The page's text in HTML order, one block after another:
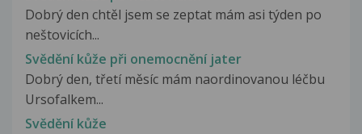
Dobrý den chtěl jsem se zeptat mám asi týden po
neštovicích...
Svědění kůže při onemocnění jater
Dobrý den, třetí měsíc mám naordinovanou léčbu
Ursofalkem...
Svědění kůže